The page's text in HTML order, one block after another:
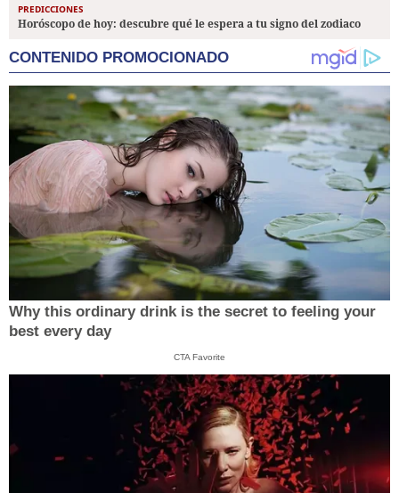
PREDICCIONES
Horóscopo de hoy: descubre qué le espera a tu signo del zodiaco
CONTENIDO PROMOCIONADO
Why this ordinary drink is the secret to feeling your
best every day
CTA Favorite